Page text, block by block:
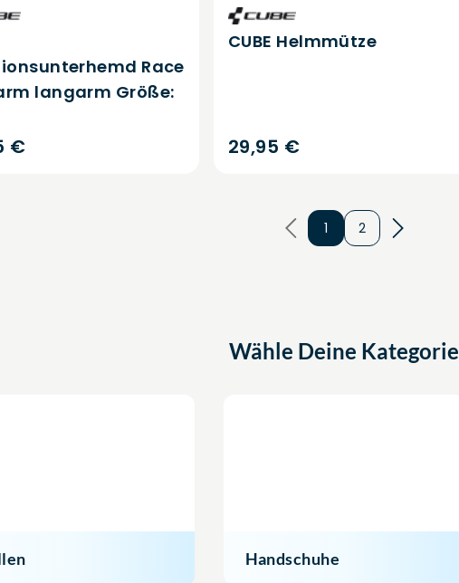
Race
langarm Größe:
€
CUBE Helmmütze
29,95 €
1
2
Wähle Deine Kategorie
Handschuhe